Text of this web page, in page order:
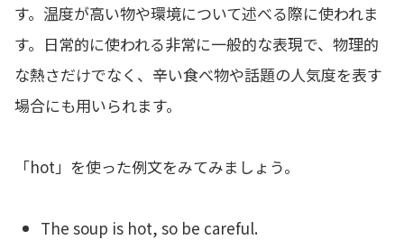
す。温度が高い物や環境について述べる際に使われま
す。日常的に使われる非常に一般的な表現で、物理的
な熱さだけでなく、辛い食べ物や話題の人気度を表す
場合にも用いられます。
「hot」を使った例文をみてみましょう。
The soup is hot, so be careful.